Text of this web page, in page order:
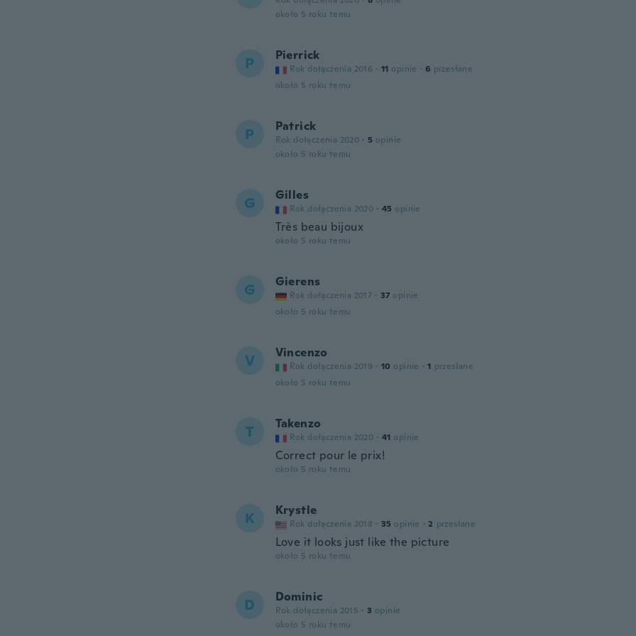
około 5 roku temu
P Pierrick
Rok dołączenia 2016 · 11 opinie · 6 przesłane
około 5 roku temu
P Patrick
Rok dołączenia 2020 · 5 opinie
około 5 roku temu
G Gilles
Rok dołączenia 2020 · 45 opinie
Très beau bijoux
około 5 roku temu
G Gierens
Rok dołączenia 2017 · 37 opinie
około 5 roku temu
V Vincenzo
Rok dołączenia 2019 · 10 opinie · 1 przesłane
około 5 roku temu
T Takenzo
Rok dołączenia 2020 · 41 opinie
Correct pour le prix!
około 5 roku temu
K Krystle
Rok dołączenia 2018 · 35 opinie · 2 przesłane
Love it looks just like the picture
około 5 roku temu
D Dominic
Rok dołączenia 2015 · 3 opinie
około 5 roku temu